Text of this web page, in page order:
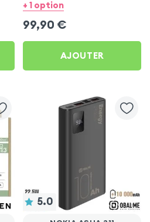
100W, Swissten pour
+ 1 option
99,90 €
AJOUTER
5.0